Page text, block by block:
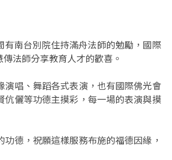
南台別院住持滿舟法師的勉勵，國際
法師分享教育人才的歡喜。
唱、舞蹈各式表演，也有國際佛光會
儷等功德主摸彩，每一場的表演與摸
德，祝願這樣服務布施的福德因緣，